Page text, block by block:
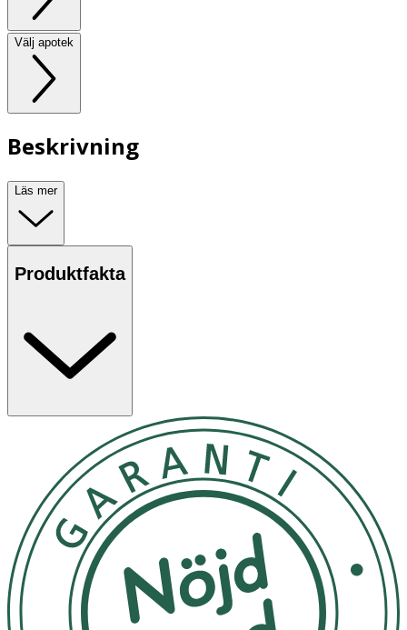
Välj apotek
Beskrivning
Läs mer
Produktfakta